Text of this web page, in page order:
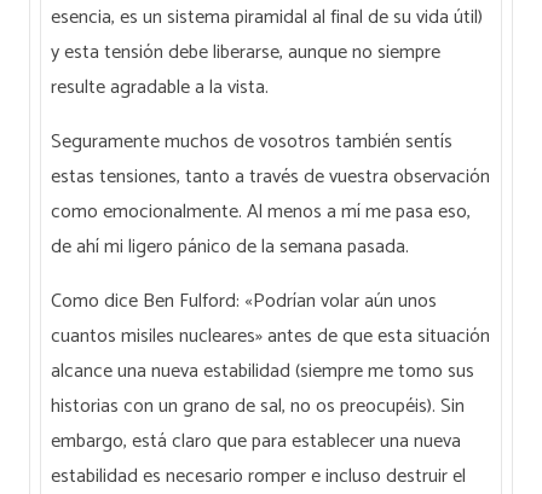
esencia, es un sistema piramidal al final de su vida útil)
y esta tensión debe liberarse, aunque no siempre
resulte agradable a la vista.
Seguramente muchos de vosotros también sentís
estas tensiones, tanto a través de vuestra observación
como emocionalmente. Al menos a mí me pasa eso,
de ahí mi ligero pánico de la semana pasada.
Como dice Ben Fulford: «Podrían volar aún unos
cuantos misiles nucleares» antes de que esta situación
alcance una nueva estabilidad (siempre me tomo sus
historias con un grano de sal, no os preocupéis). Sin
embargo, está claro que para establecer una nueva
estabilidad es necesario romper e incluso destruir el